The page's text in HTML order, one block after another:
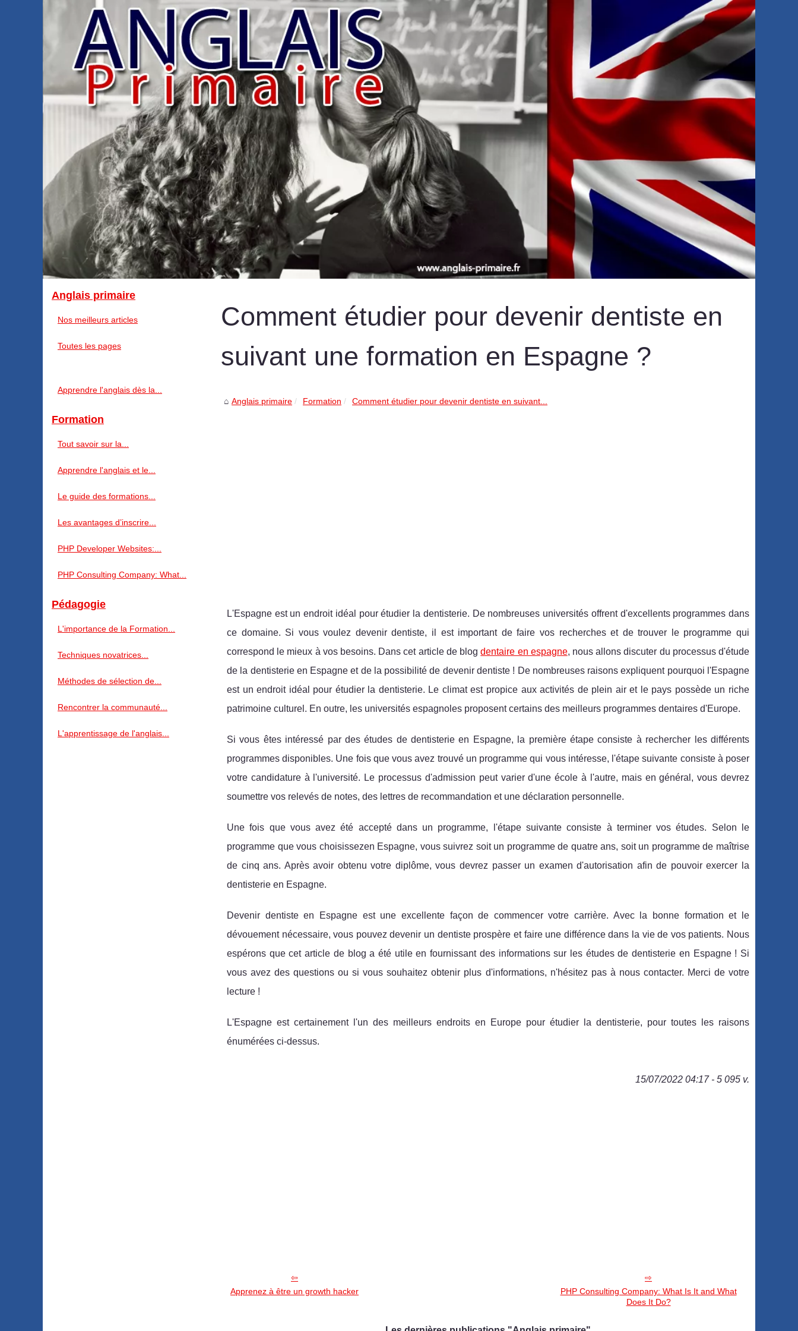
Comment étudier pour devenir dentiste en
suivant une formation en Espagne ‎?
Anglais primaire Formation Comment étudier pour devenir dentiste en suivant...
L'Espagne est un endroit idéal pour étudier la dentisterie. De nombreuses universités offrent d'excellents programmes dans
ce domaine. Si vous voulez devenir dentiste, il est important de faire vos recherches et de trouver le programme qui
correspond le mieux à vos besoins. Dans cet article de blogdentaire en espagne, nous allons discuter du processus d'étude
de la dentisterie en Espagne et de la possibilité de devenir dentiste ! De nombreuses raisons expliquent pourquoi l'Espagne
est un endroit idéal pour étudier la dentisterie. Le climat est propice aux activités de plein air et le pays possède un riche
patrimoine culturel. En outre, les universités espagnoles proposent certains des meilleurs programmes dentaires d'Europe.
Si vous êtes intéressé par des études de dentisterie en Espagne, la première étape consiste à rechercher les différents
programmes disponibles. Une fois que vous avez trouvé un programme qui vous intéresse, l'étape suivante consiste à poser
votre candidature à l'université. Le processus d'admission peut varier d'une école à l'autre, mais en général, vous devrez
soumettre vos relevés de notes, des lettres de recommandation et une déclaration personnelle.
Une fois que vous avez été accepté dans un programme, l'étape suivante consiste à terminer vos études. Selon le
programme que vous choisissezen Espagne, vous suivrez soit un programme de quatre ans, soit un programme de maîtrise
de cinq ans. Après avoir obtenu votre diplôme, vous devrez passer un examen d'autorisation afin de pouvoir exercer la
dentisterie en Espagne.
Devenir dentiste en Espagne est une excellente façon de commencer votre carrière. Avec la bonne formation et le
dévouement nécessaire, vous pouvez devenir un dentiste prospère et faire une différence dans la vie de vos patients. Nous
espérons que cet article de blog a été utile en fournissant des informations sur les études de dentisterie en Espagne ! Si
vous avez des questions ou si vous souhaitez obtenir plus d'informations, n'hésitez pas à nous contacter. Merci de votre
lecture !
L'Espagne est certainement l'un des meilleurs endroits en Europe pour étudier la dentisterie, pour toutes les raisons
énumérées ci-dessus.
15/07/2022 04:17 - 5 095 v.
Apprenez à être un growth hacker
PHP Consulting Company: What Is It and What
Does It Do?
Anglais primaire
Nos meilleurs articles
Toutes les pages
Apprendre l'anglais dès la...
Formation
Tout savoir sur la...
Apprendre l'anglais et le...
Le guide des formations...
Les avantages d’inscrire...
PHP Developer Websites:...
PHP Consulting Company: What...
Pédagogie
L'importance de la Formation...
Techniques novatrices...
Méthodes de sélection de...
Rencontrer la communauté...
L'apprentissage de l'anglais...